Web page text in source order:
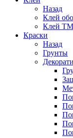
Назад
Клей
Клей ТМ
Краски
Назад
Грунты